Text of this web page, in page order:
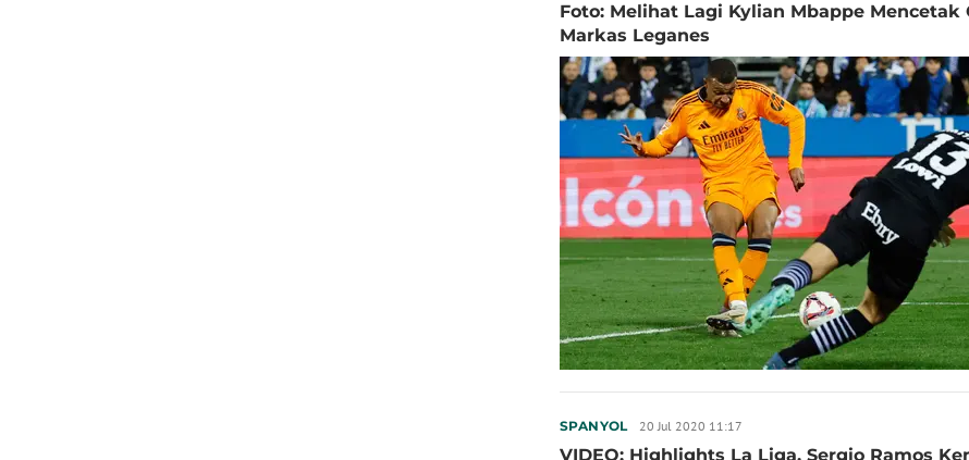
Foto: Melihat Lagi Kylian Mbappe Mencetak
Markas Leganes
SPANYOL 20 Jul 2020 11:17
VIDEO: Highlights La Liga, Sergio Ramos